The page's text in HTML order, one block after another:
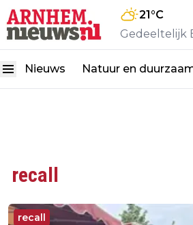
21°C
Gedeeltelijk
Nieuws Natuur en
recall
recall